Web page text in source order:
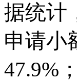
据统计
申请小
47.9%